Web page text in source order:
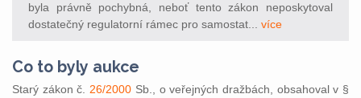
byla právně pochybná, neboť tento zákon neposkytoval
dostatečný regulatorní rámec pro samostat... více
Co to byly aukce
Starý zákon č. 26/2000 Sb., o veřejných dražbách, obsahoval v §